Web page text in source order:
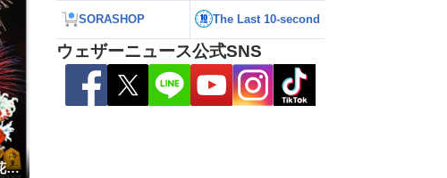
青森ねぶた祭協賛第72回青森花火大会
SORASHOP The Last 10-second
ウェザーニュース公式SNS